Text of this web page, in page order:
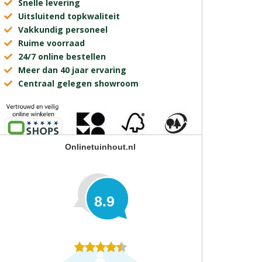
Snelle levering
Uitsluitend topkwaliteit
Vakkundig personeel
Ruime voorraad
24/7 online bestellen
Meer dan 40 jaar ervaring
Centraal gelegen showroom
Onlinetuinhout.nl
8.9